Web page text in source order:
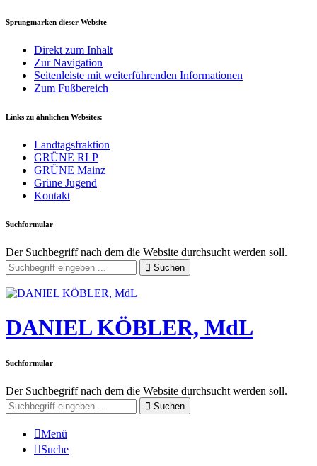
Sprungmarken dieser Website
Direkt zum Inhalt
Zur Navigation
Seitenleiste mit weiterführenden Informationen
Zum Fußbereich
Links zu ähnlichen Websites:
Landtagsfraktion
GRÜNE RLP
GRÜNE Mainz
Grüne Jugend
Kontakt
Suchformular
Der Suchbegriff nach dem die Website durchsucht werden soll.
Suchen
DANIEL KÖBLER, MdL
Suchformular
Der Suchbegriff nach dem die Website durchsucht werden soll.
Suchen
Menü
Suche